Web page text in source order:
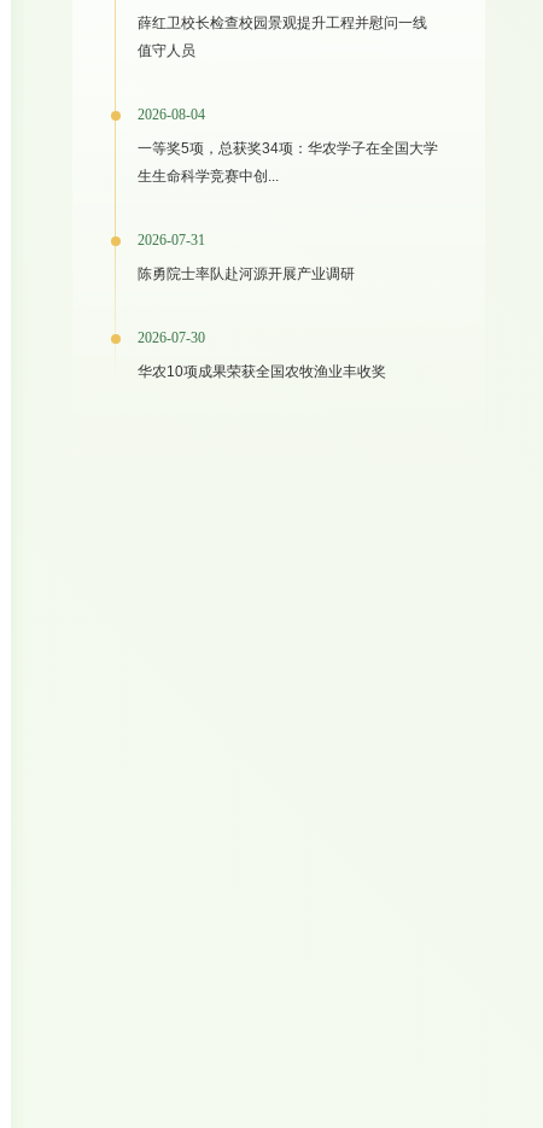
薛红卫校长检查校园景观提升工程并慰问一线
值守人员
2026-08-04
一等奖5项，总获奖34项：华农学子在全国大学
生生命科学竞赛中创...
2026-07-31
陈勇院士率队赴河源开展产业调研
2026-07-30
华农10项成果荣获全国农牧渔业丰收奖